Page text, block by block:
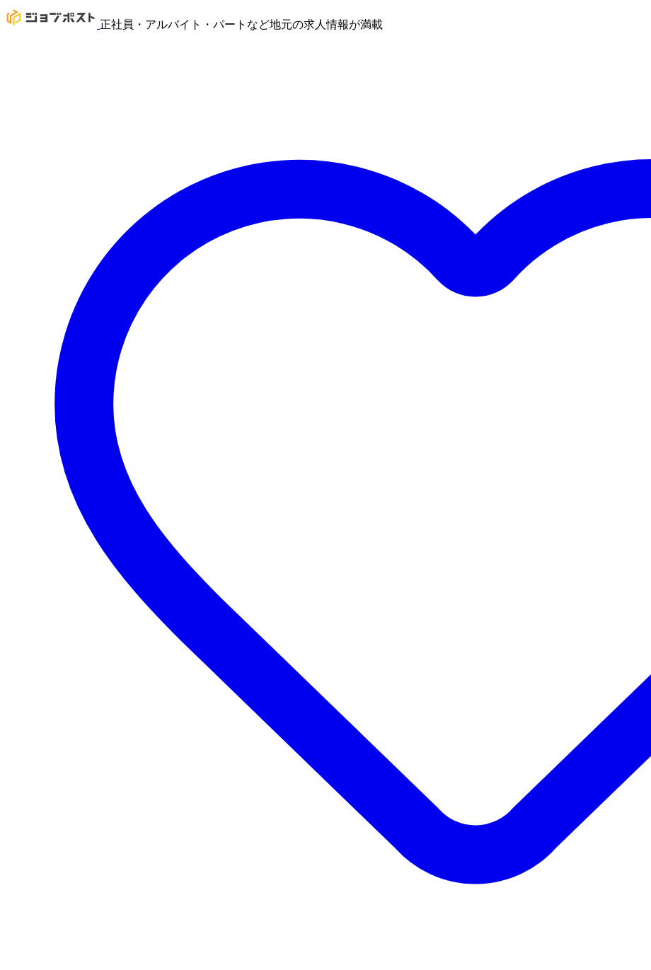
正社員・アルバイト・パートなど地元の求人情報が満載